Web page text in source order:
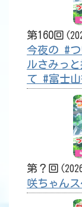
第160回
今夜の #
ルさみっ
て #富士山
第？回
咲ちゃん